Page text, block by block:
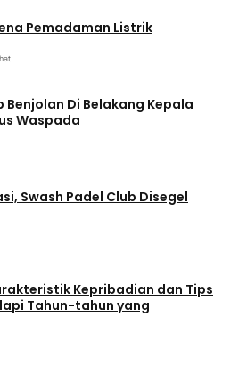
Pemadaman Listrik
Benjolan Di Belakang Kepala
Waspada
Swash Padel Club Disegel
Kepribadian dan Tips
Tahun-tahun yang